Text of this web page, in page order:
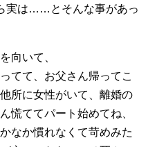
実は……とそんな事があっ
向いて、
てて、お父さん帰ってこ
所に女性がいて、離婚の
慌ててパート始めてね、
なか慣れなくて苛めみた